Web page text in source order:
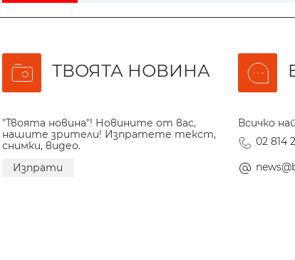
ТВОЯТА НОВИНА
"Твоята новина"! Новините от вас,
нашите зрители! Изпратете текст,
снимки, видео.
Изпрати
Всичко
02 814